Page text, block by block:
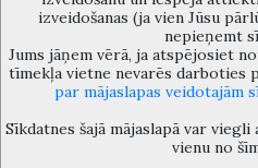
The Anti-Bureaucracy Centre of the
67012031, e-mail: bac@riga.lv)
the Municipality of Riga,
confidentiality to a person who
interest or other corrupt deals of
izveidošanas (ja vien Jūsu
nepieņemt
Jums jāņem vērā, ja atspējosiet
tīmekļa vietne nevarēs darboties
par mājaslapas veidotajām
Sīkdatnes šajā mājaslapā var
vienu no